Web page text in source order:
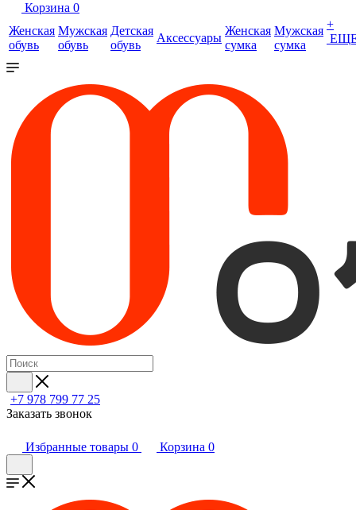
Корзина 0
Женская
обувь
Мужская
обувь
Детская
обувь
Аксессуары
Женская
сумка
Мужская
сумка
+
+7 978 799 77 25
Заказать звонок
Избранные товары 0 Корзина 0